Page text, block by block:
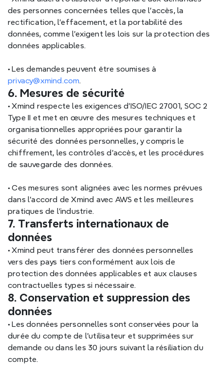
des personnes concernées telles que l'accès, la
rectification, l'effacement, et la portabilité des
données, comme l'exigent les lois sur la protection des
données applicables.
•
privacy@xmind.com.
6. Mesures de sécurité
• Xmind respecte les exigences d'ISO/IEC 27001, SOC 2
Type II et met en œuvre des mesures techniques et
organisationnelles appropriées pour garantir la
sécurité des données personnelles, y compris le
chiffrement, les contrôles d'accès, et les procédures
de sauvegarde des données.
• Ces mesures sont alignées avec les normes prévues
dans l'accord de Xmind avec AWS et les meilleures
pratiques de l'industrie.
7. Transferts internationaux de
données
• Xmind peut transférer des données personnelles
vers des pays tiers conformément aux lois de
protection des données applicables et aux clauses
contractuelles types si nécessaire.
8. Conservation et suppression des
données
• Les données personnelles sont conservées pour la
durée du compte de l'utilisateur et supprimées sur
demande ou dans les 30 jours suivant la résiliation du
compte.